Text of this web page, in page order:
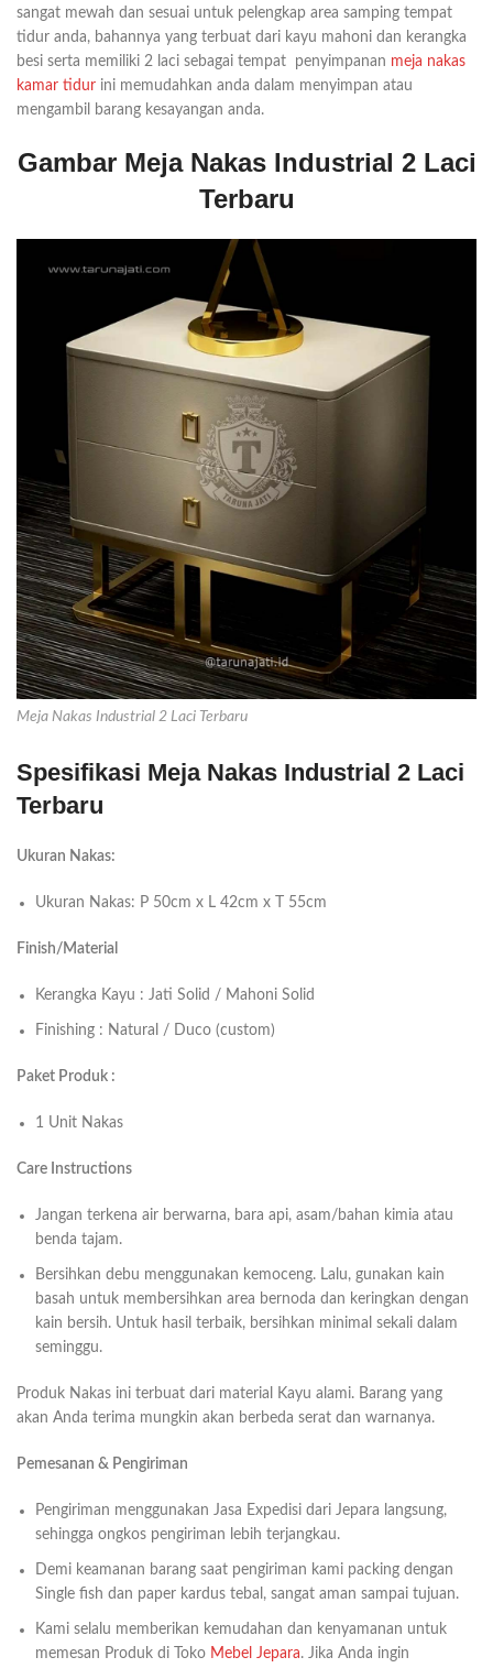
sangat mewah dan sesuai untuk pelengkap area samping tempat
tidur anda, bahannya yang terbuat dari kayu mahoni dan kerangka
besi serta memiliki 2 laci sebagai tempat penyimpanan meja nakas
kamar tidur ini memudahkan anda dalam menyimpan atau
mengambil barang kesayangan anda.
Gambar Meja Nakas Industrial 2 Laci
Terbaru
Meja Nakas Industrial 2 Laci Terbaru
Spesifikasi Meja Nakas Industrial 2 Laci
Terbaru
Ukuran Nakas:
Ukuran Nakas: P 50cm x L 42cm x T 55cm
Finish/Material
Kerangka Kayu : Jati Solid / Mahoni Solid
Finishing : Natural / Duco (custom)
Paket Produk :
1 Unit Nakas
Care Instructions
Jangan terkena air berwarna, bara api, asam/bahan kimia atau
benda tajam.
Bersihkan debu menggunakan kemoceng. Lalu, gunakan kain
basah untuk membersihkan area bernoda dan keringkan dengan
kain bersih. Untuk hasil terbaik, bersihkan minimal sekali dalam
seminggu.
Produk Nakas ini terbuat dari material Kayu alami. Barang yang
akan Anda terima mungkin akan berbeda serat dan warnanya.
Pemesanan & Pengiriman
Pengiriman menggunakan Jasa Expedisi dari Jepara langsung,
sehingga ongkos pengiriman lebih terjangkau.
Demi keamanan barang saat pengiriman kami packing dengan
Single fish dan paper kardus tebal, sangat aman sampai tujuan.
Kami selalu memberikan kemudahan dan kenyamanan untuk
memesan Produk di Toko Mebel Jepara. Jika Anda ingin